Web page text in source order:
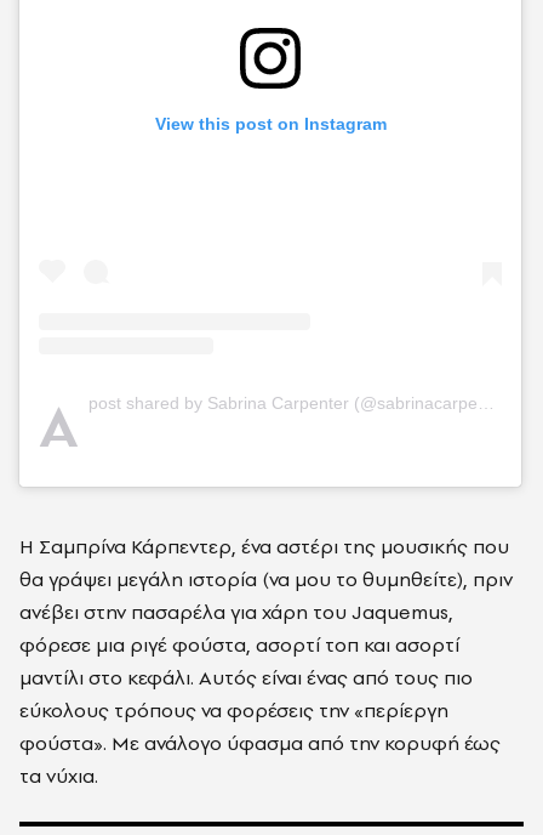
View this post on Instagram
A post shared by Sabrina Carpenter (@sabrinacarpenter)
Η Σαμπρίνα Κάρπεντερ, ένα αστέρι της μουσικής που
θα γράψει μεγάλη ιστορία (να μου το θυμηθείτε), πριν
ανέβει στην πασαρέλα για χάρη του Jaquemus,
φόρεσε μια ριγέ φούστα, ασορτί τοπ και ασορτί
μαντίλι στο κεφάλι. Αυτός είναι ένας από τους πιο
εύκολους τρόπους να φορέσεις την «περίεργη
φούστα». Με ανάλογο ύφασμα από την κορυφή έως
τα νύχια.